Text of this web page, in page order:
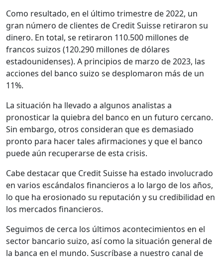
Como resultado, en el último trimestre de 2022, un
gran número de clientes de Credit Suisse retiraron su
dinero. En total, se retiraron 110.500 millones de
francos suizos (120.290 millones de dólares
estadounidenses). A principios de marzo de 2023, las
acciones del banco suizo se desplomaron más de un
11%.
La situación ha llevado a algunos analistas a
pronosticar la quiebra del banco en un futuro cercano.
Sin embargo, otros consideran que es demasiado
pronto para hacer tales afirmaciones y que el banco
puede aún recuperarse de esta crisis.
Cabe destacar que Credit Suisse ha estado involucrado
en varios escándalos financieros a lo largo de los años,
lo que ha erosionado su reputación y su credibilidad en
los mercados financieros.
Seguimos de cerca los últimos acontecimientos en el
sector bancario suizo, así como la situación general de
la banca en el mundo. Suscríbase a nuestro canal de